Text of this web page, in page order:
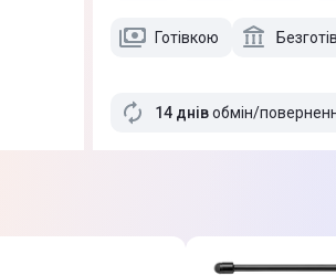
Готівкою
14 днівобмін/